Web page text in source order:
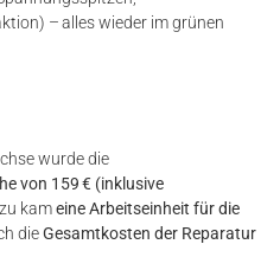
– alles wieder im grünen
wurde die
von 159 € (inklusive
kameine Arbeitseinheit für die
dieGesamtkosten der Reparatur